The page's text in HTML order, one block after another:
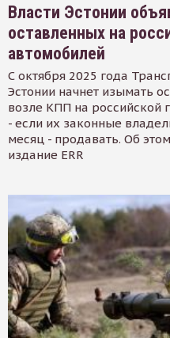
Власти Эстонии
оставленных на
автомобилей
С октября 2025 года
Эстонии начнет изымать
возле КПП на российской
- если их законные
месяц - продавать. Об
издание ERR